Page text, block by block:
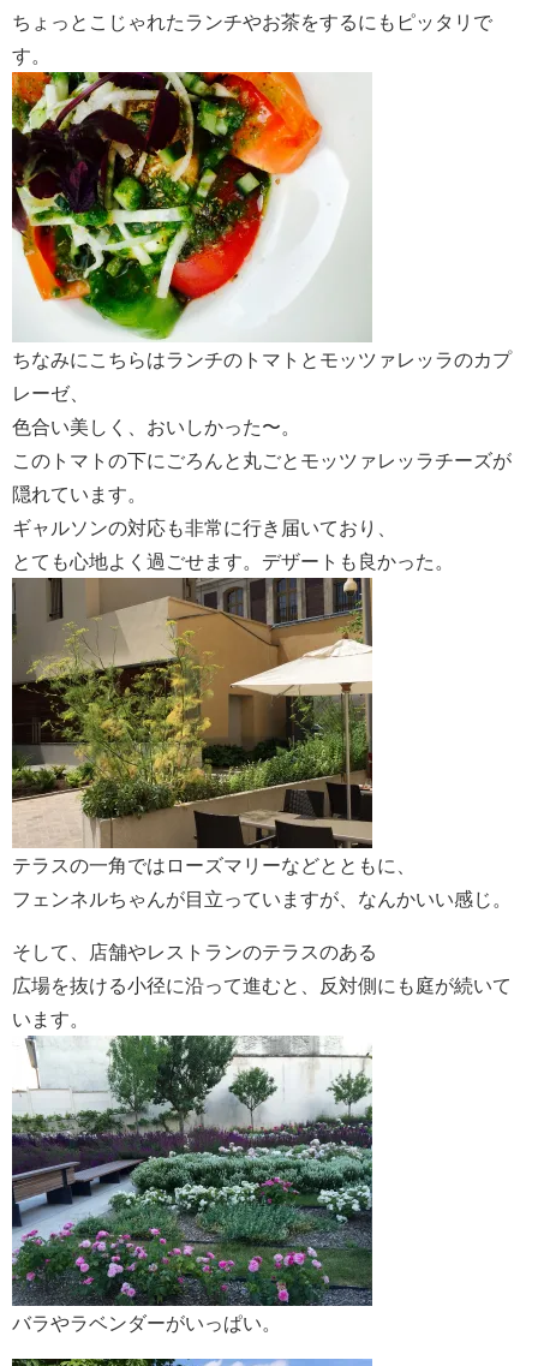
ちょっとこじゃれたランチやお茶をするにもピッタリで
す。
ちなみにこちらはランチのトマトとモッツァレッラのカプ
レーゼ、
色合い美しく、おいしかった〜。
このトマトの下にごろんと丸ごとモッツァレッラチーズが
隠れています。
ギャルソンの対応も非常に行き届いており、
とても心地よく過ごせます。デザートも良かった。
テラスの一角ではローズマリーなどとともに、
フェンネルちゃんが目立っていますが、なんかいい感じ。
そして、店舗やレストランのテラスのある
広場を抜ける小径に沿って進むと、反対側にも庭が続いて
います。
バラやラベンダーがいっぱい。